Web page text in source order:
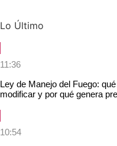
Lo Último
11:36
Ley de Manejo del Fuego:
modificar y por qué genera
10:54